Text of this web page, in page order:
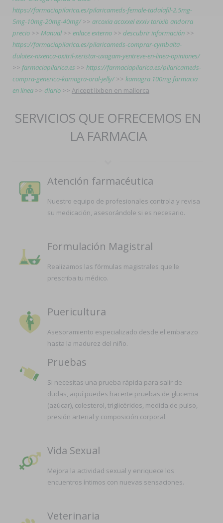
https://farmaciapilarica.es/pilaricameds-female-tadalafil-2.5mg-
5mg-10mg-20mg-40mg/>> arcoxia acoxxel exxiv torixib andorra
precio >> Manual>> enlace externo >> descubrir información >>
https://farmaciapilarica.es/pilaricameds-comprar-cymbalta-
dulotex-nixenca-oxitril-xeristar-uxagam-yentreve-en-linea-opiniones/
>> farmaciapilarica.es >> https://farmaciapilarica.es/pilaricameds-
compra-generico-kamagra-oral-jelly/>> kamagra 100mg farmacia
en linea >> diario >> Aricept lixben en mallorca
SERVICIOS QUE OFRECEMOS EN
LA FARMACIA
Atención farmacéutica
Nuestro equipo de profesionales controla y revisa
su medicación, asesorándole si es necesario.
Formulación Magistral
Realizamos las fórmulas magistrales que le
prescriba tu médico.
Puericultura
Asesoramiento especializado desde el embarazo
hasta la madurez del niño.
Pruebas
Si necesitas una prueba rápida para salir de
dudas, aquí puedes hacerte pruebas de glucemia
(azúcar), colesterol, triglicéridos, medida de pulso,
presión arterial y composición corporal.
Vida Sexual
Mejora la actividad sexual y enriquece los
encuentros íntimos con nuevas sensaciones.
Veterinaria